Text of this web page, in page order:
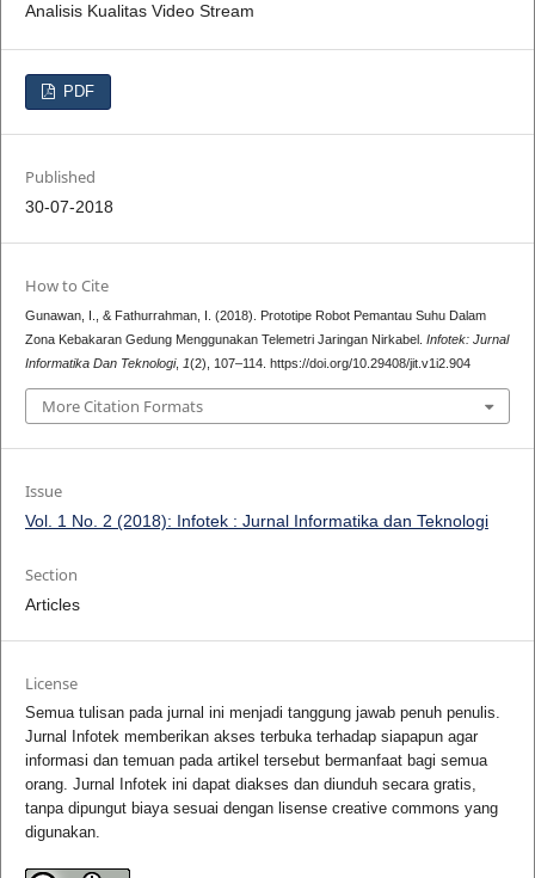
Analisis Kualitas Video Stream
PDF
Published
30-07-2018
How to Cite
Gunawan, I., & Fathurrahman, I. (2018). Prototipe Robot Pemantau Suhu Dalam
Zona Kebakaran Gedung Menggunakan Telemetri Jaringan Nirkabel. Infotek: Jurnal
Informatika Dan Teknologi, 1(2), 107–114. https://doi.org/10.29408/jit.v1i2.904
More Citation Formats
Issue
Vol. 1 No. 2 (2018): Infotek : Jurnal Informatika dan Teknologi
Section
Articles
License
Semua tulisan pada jurnal ini menjadi tanggung jawab penuh penulis.
Jurnal Infotek memberikan akses terbuka terhadap siapapun agar
informasi dan temuan pada artikel tersebut bermanfaat bagi semua
orang. Jurnal Infotek ini dapat diakses dan diunduh secara gratis,
tanpa dipungut biaya sesuai dengan lisense creative commons yang
digunakan.